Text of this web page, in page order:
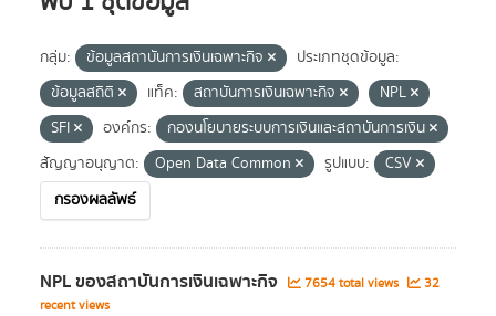
กลุ่ม: ข้อมูลสถาบันการเงินเฉพาะกิจ
ประเภทชุดข้อมูล:
ข้อมูลสถิติ
แท็ค: สถาบันการเงินเฉพาะกิจ
NPL
SFI
องค์กร:
กองนโยบายระบบการเงินและสถาบันการเงิน
สัญญาอนุญาต:
Open Data Common รูปแบบ:
CSV
กรองผลลัพธ์
NPL ของสถาบันการเงินเฉพาะกิจ 7654 total views
32
recent views